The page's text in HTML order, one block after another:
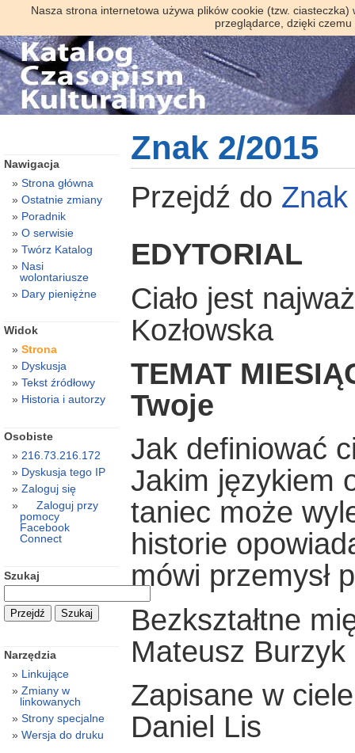
Nasza strona internetowa używa plików cookie (tzw.
przeglądarce, dzięki
Znak 2/2015
Przejdź do Znak
EDYTORIAL
Ciało jest
Kozłowska
TEMAT
Twoje
Jak definiować
Jakim językiem
taniec może
historie
mówi przemysł
Bezkształtne
Mateusz Burzyk
Zapisane w
Daniel Lis
Nawigacja
Strona główna
Ostatnie zmiany
Poradnik
O serwisie
Twórz Katalog
Nasi
wolontariusze
Dary pieniężne
Widok
Strona
Dyskusja
Tekst źródłowy
Historia i autorzy
Osobiste
216.73.216.172
Dyskusja tego IP
Zaloguj się
Zaloguj przy
pomocy
Facebook
Connect
Szukaj
Narzędzia
Linkujące
Zmiany w
linkowanych
Strony specjalne
Wersja do druku